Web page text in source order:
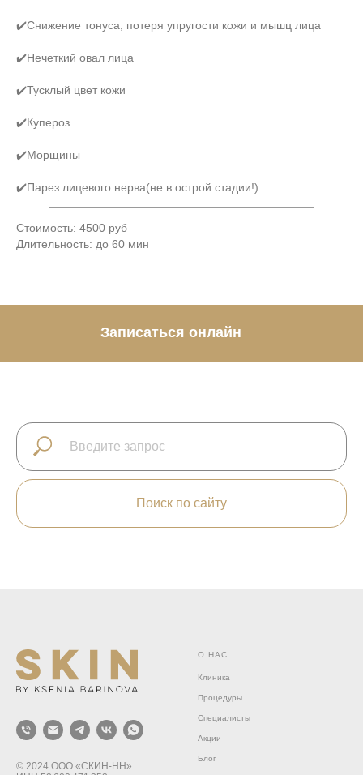
✔️Снижение тонуса, потеря упругости кожи и мышц лица
✔️Нечеткий овал лица
✔️Тусклый цвет кожи
✔️Купероз
✔️Морщины
✔️Парез лицевого нерва(не в острой стадии!)
Стоимость: 4500 руб
Длительность: до 60 мин
Записаться онлайн
Поиск по сайту
© 2024 ООО «СКИН‑НН»
О НАС
Клиника
Процедуры
Специалисты
Акции
Блог